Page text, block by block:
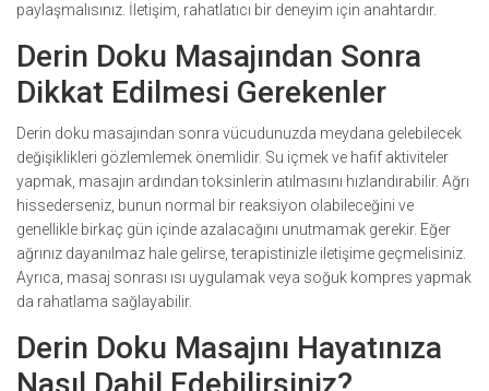
paylaşmalısınız. İletişim, rahatlatıcı bir deneyim için anahtardır.
Derin Doku Masajından Sonra
Dikkat Edilmesi Gerekenler
Derin doku masajından sonra vücudunuzda meydana gelebilecek
değişiklikleri gözlemlemek önemlidir. Su içmek ve hafif aktiviteler
yapmak, masajın ardından toksinlerin atılmasını hızlandırabilir. Ağrı
hissederseniz, bunun normal bir reaksiyon olabileceğini ve
genellikle birkaç gün içinde azalacağını unutmamak gerekir. Eğer
ağrınız dayanılmaz hale gelirse, terapistinizle iletişime geçmelisiniz.
Ayrıca, masaj sonrası ısı uygulamak veya soğuk kompres yapmak
da rahatlama sağlayabilir.
Derin Doku Masajını Hayatınıza